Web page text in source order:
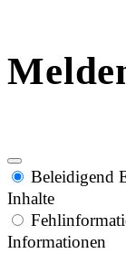
Beleidigend
Inhalte
Informationen